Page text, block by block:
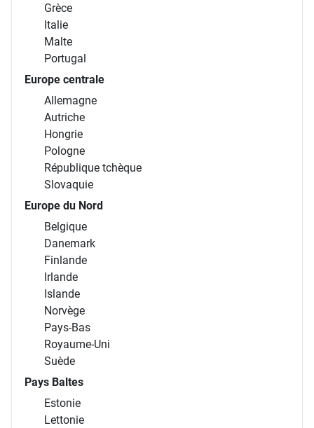
Grèce
Italie
Malte
Portugal
Europe centrale
Allemagne
Autriche
Hongrie
Pologne
République tchèque
Slovaquie
Europe du Nord
Belgique
Danemark
Finlande
Irlande
Islande
Norvège
Pays-Bas
Royaume-Uni
Suède
Pays Baltes
Estonie
Lettonie